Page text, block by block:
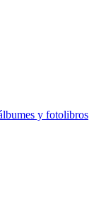
y fotolibros